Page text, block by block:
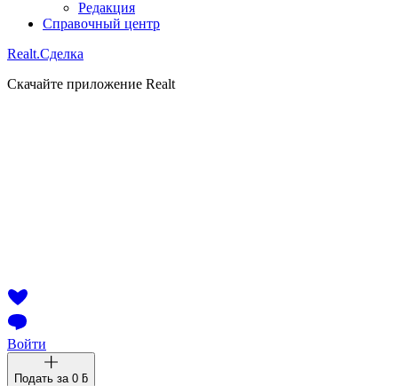
Редакция
Справочный центр
Realt.Сделка
Скачайте приложение Realt
Войти
Подать за 0 ƃ